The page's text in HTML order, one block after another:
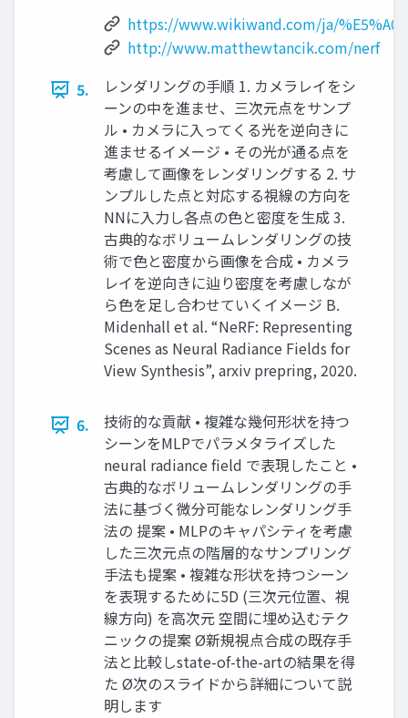
https://www.wikiwand.com/ja/
http://www.matthewtancik.com/nerf
5.
レンダリングの⼿順 1. カメラレイをシ
ーンの中を進ませ、三次元点をサンプ
ル • カメラに⼊ってくる光を逆向きに
進ませるイメージ • その光が通る点を
考慮して画像をレンダリングする 2. サ
ンプルした点と対応する視線の⽅向を
NNに⼊⼒し各点の⾊と密度を⽣成 3.
古典的なボリュームレンダリングの技
術で⾊と密度から画像を合成 • カメラ
レイを逆向きに辿り密度を考慮しなが
ら⾊を⾜し合わせていくイメージ B.
Midenhall et al. “NeRF: Representing
Scenes as Neural Radiance Fields for
View Synthesis”, arxiv prepring, 2020.
6.
技術的な貢献 • 複雑な幾何形状を持つ
シーンをMLPでパラメタライズした
neural radiance field で表現したこと •
古典的なボリュームレンダリングの⼿
法に基づく微分可能なレンダリング⼿
法の 提案 • MLPのキャパシティを考慮
した三次元点の階層的なサンプリング
⼿法も提案 • 複雑な形状を持つシーン
を表現するために5D (三次元位置、視
線⽅向) を⾼次元 空間に埋め込むテク
ニックの提案 Ø新規視点合成の既存⼿
法と⽐較しstate-of-the-artの結果を得
た Ø次のスライドから詳細について説
明します